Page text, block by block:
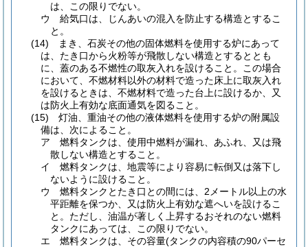
は、この限りでない。
ウ
給気口は、じんあいの混入を防止する構造とするこ
と。
(14)
まき、石炭その他の固体燃料を使用する炉にあって
は、たき口から火粉等が飛散しない構造とするととも
に、蓋のある不燃性の取灰入れを設けること。
この場合
において、不燃材料以外の材料で造った床上に取灰入れ
を設けるときは、不燃材料で造った台上に設けるか、又
は防火上有効な底面通気を図ること。
(15)
灯油、重油その他の液体燃料を使用する炉の附属設
備は、次によること。
ア
燃料タンクは、使用中燃料が漏れ、あふれ、又は飛
散しない構造とすること。
イ
燃料タンクは、地震等により容易に転倒又は落下し
ないように設けること。
ウ
燃料タンクとたき口との間には、2メートル以上の水
平距離を保つか、又は防火上有効な遮へいを設けるこ
と。 ただし、油温が著しく上昇するおそれのない燃料
タンクにあっては、この限りでない。
エ
燃料タンクは、その容量(タンクの内容積の90パーセ